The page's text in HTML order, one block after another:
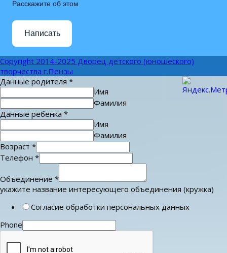
Расскажите об этом
Написать
Copyright 2014-2025 Дворец детского (юношеского)
творчества г.Пензы
Данные родителя *
Имя
Фамилия
Данные ребенка *
Имя
Фамилия
Возраст *
Телефон *
Объединение *
укажите название интересующего объединения (кружка)
Согласие обработки персональных данных
Phone